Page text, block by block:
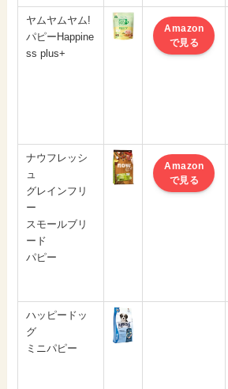
ヤムヤムヤム!
パピーHappine
ss plus+
Amazon
で見る
ナウフレッシ
ュ
グレインフリ
ー
スモールブリ
ード
パピー
Amazon
で見る
ハッピードッ
グ
ミニパピー